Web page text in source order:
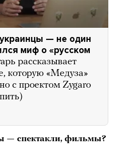
— не один
миф о «русском
рассказывает
которую «Медуза»
с проектом Zygaro
— спектакли, фильмы?